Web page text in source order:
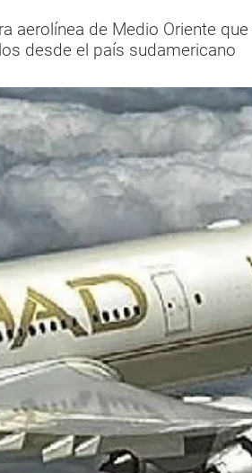
aerolínea de Medio Oriente
desde el país sudamericano